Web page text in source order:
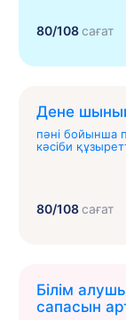
80/108сағат
Дене
пәні бойынша
кәсіби
80/108сағат
Білім
сапасын